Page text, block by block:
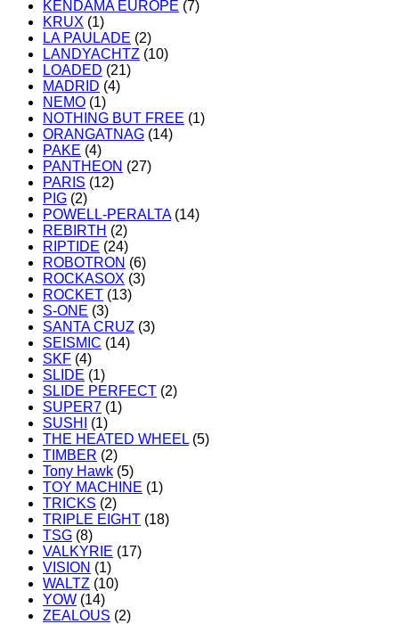
KENDAMA EUROPE (7)
KRUX (1)
LA PAULADE (2)
LANDYACHTZ (10)
LOADED (21)
MADRID (4)
NEMO (1)
NOTHING BUT FREE (1)
ORANGATNAG (14)
PAKE (4)
PANTHEON (27)
PARIS (12)
PIG (2)
POWELL-PERALTA (14)
REBIRTH (2)
RIPTIDE (24)
ROBOTRON (6)
ROCKASOX (3)
ROCKET (13)
S-ONE (3)
SANTA CRUZ (3)
SEISMIC (14)
SKF (4)
SLIDE (1)
SLIDE PERFECT (2)
SUPER7 (1)
SUSHI
(1)
THE HEATED WHEEL (5)
TIMBER (2)
Tony Hawk (5)
TOY MACHINE (1)
TRICKS (2)
TRIPLE EIGHT (18)
TSG (8)
VALKYRIE (17)
VISION (1)
WALTZ (10)
YOW (14)
ZEALOUS (2)